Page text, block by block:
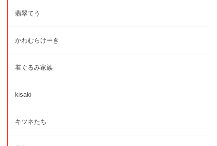
翡翠てう
かわむらけーき
着ぐるみ家族
kisaki
キツネたち